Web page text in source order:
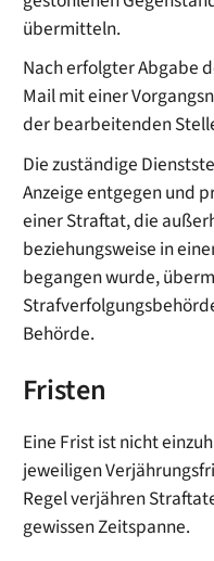
übermitteln.
Nach erfolgter Abgabe
Mail mit einer
der bearbeitenden
Die zuständige
Anzeige entgegen und
einer Straftat, die
beziehungsweise in
begangen wurde,
Behörde.
Fristen
Eine Frist ist nicht
jeweiligen
Regel verjähren
gewissen Zeitspanne.